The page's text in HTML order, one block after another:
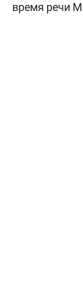
время речи